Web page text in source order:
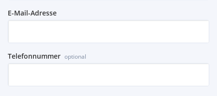
E-Mail-Adresse
Telefonnummer optional